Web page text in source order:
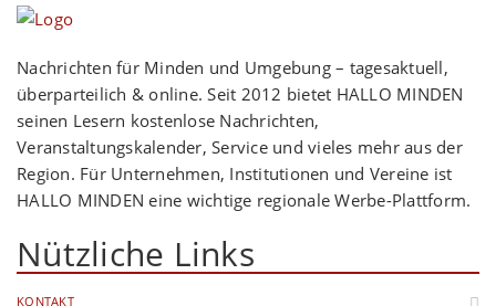
Nachrichten für Minden und Umgebung – tagesaktuell,
überparteilich & online. Seit 2012 bietet HALLO MINDEN
seinen Lesern kostenlose Nachrichten,
Veranstaltungskalender, Service und vieles mehr aus der
Region. Für Unternehmen, Institutionen und Vereine ist
HALLO MINDEN eine wichtige regionale Werbe-Plattform.
Nützliche Links
KONTAKT